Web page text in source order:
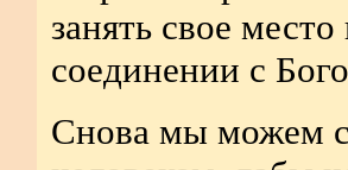
занять свое
соединении с
Снова мы можем